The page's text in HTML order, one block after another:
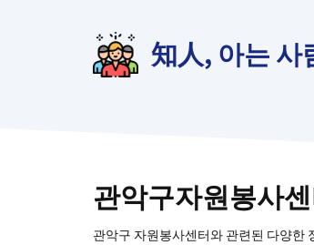
知人, 아는 사
관악구자원봉사
관악구 자원봉사센터와 관련된 다양한